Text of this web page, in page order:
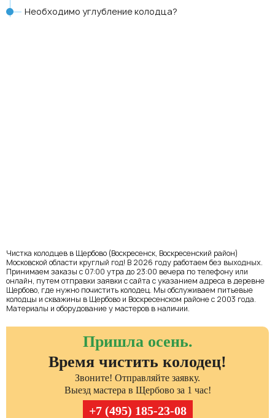
Необходимо углубление колодца?
Чистка колодцев в Щербово (Воскресенск, Воскресенский район)
Московской области круглый год! В 2026 году работаем без выходных.
Принимаем заказы с 07:00 утра до 23:00 вечера по телефону или
онлайн, путем отправки заявки с сайта с указанием адреса в деревне
Щербово, где нужно почистить колодец. Мы обслуживаем питьевые
колодцы и скважины в Щербово и Воскресенском районе с 2003 года.
Материалы и оборудование у мастеров в наличии.
Пришла осень.
Время чистить колодец!
Звоните! Отправляйте заявку.
Выезд мастера в Щербово за 1 час!
+7 (495) 185-23-08